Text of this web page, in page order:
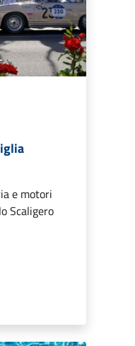
e motori
Scaligero